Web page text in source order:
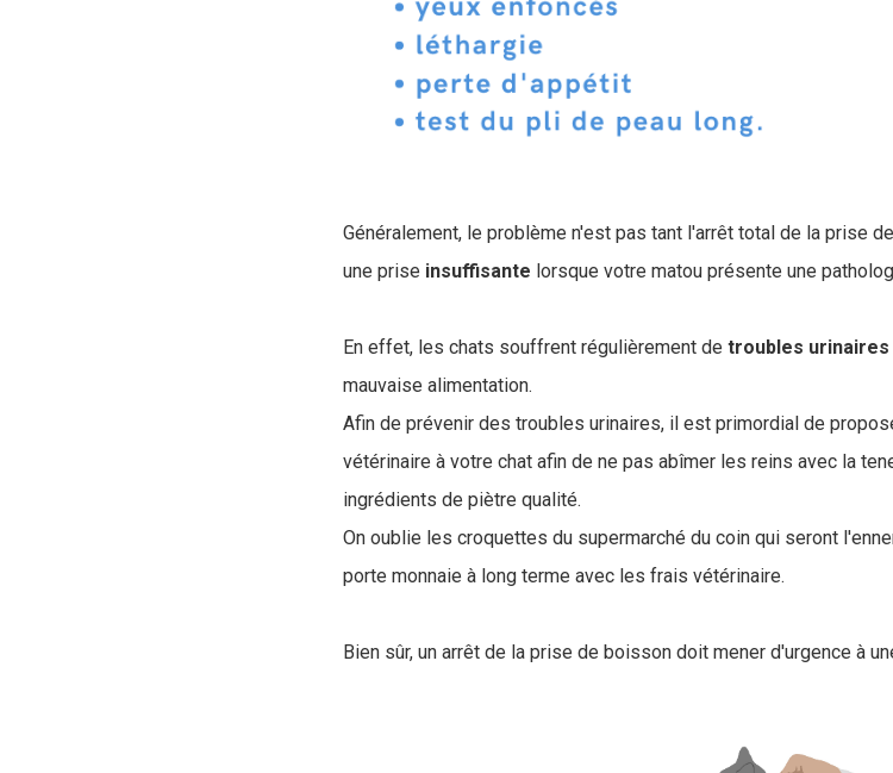
Généralement, le problème n'est pas tant l'arrêt total de la prise
une prise insuffisante lorsque votre matou présente une
En effet, les chats souffrent régulièrement de troubles urinaires
mauvaise alimentation.
Afin de prévenir des troubles urinaires, il est primordial de
vétérinaire à votre chat afin de ne pas abîmer les reins avec la
ingrédients de piètre qualité.
On oublie les croquettes du supermarché du coin qui seront
porte monnaie à long terme avec les frais vétérinaire.
Bien sûr, un arrêt de la prise de boisson doit mener d'urgence à